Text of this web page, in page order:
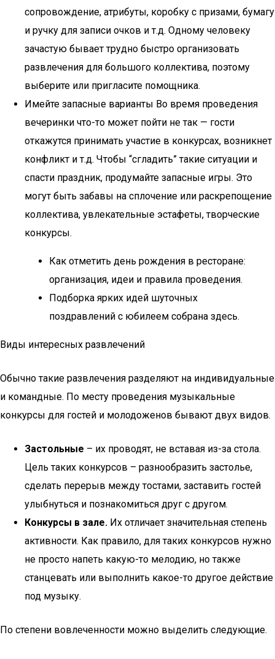
сопровождение, атрибуты, коробку с призами, бумагу
и ручку для записи очков и т.д. Одному человеку
зачастую бывает трудно быстро организовать
развлечения для большого коллектива, поэтому
выберите или пригласите помощника.
Имейте запасные варианты Во время проведения
вечеринки что-то может пойти не так — гости
откажутся принимать участие в конкурсах, возникнет
конфликт и т.д. Чтобы “сгладить” такие ситуации и
спасти праздник, продумайте запасные игры. Это
могут быть забавы на сплочение или раскрепощение
коллектива, увлекательные эстафеты, творческие
конкурсы.
Как отметить день рождения в ресторане:
организация, идеи и правила проведения.
Подборка ярких идей шуточных
поздравлений с юбилеем собрана здесь.
Виды интересных развлечений
Обычно такие развлечения разделяют на индивидуальные
и командные. По месту проведения музыкальные
конкурсы для гостей и молодоженов бывают двух видов.
Застольные – их проводят, не вставая из-за стола.
Цель таких конкурсов – разнообразить застолье,
сделать перерыв между тостами, заставить гостей
улыбнуться и познакомиться друг с другом.
Конкурсы в зале. Их отличает значительная степень
активности. Как правило, для таких конкурсов нужно
не просто напеть какую-то мелодию, но также
станцевать или выполнить какое-то другое действие
под музыку.
По степени вовлеченности можно выделить следующие.